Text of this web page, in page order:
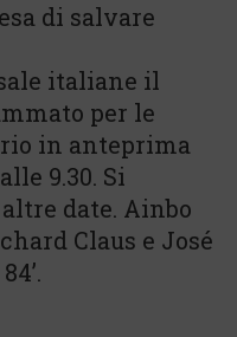
di salvare
italiane il
per le
in anteprima
9.30. Si
date. Ainbo
Claus e José